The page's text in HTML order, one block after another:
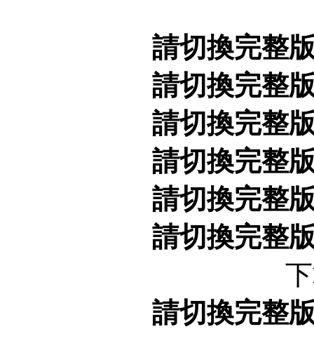
請切換完整
請切換完整
請切換完整
請切換完整
請切換完整
請切換完整
請切換完整